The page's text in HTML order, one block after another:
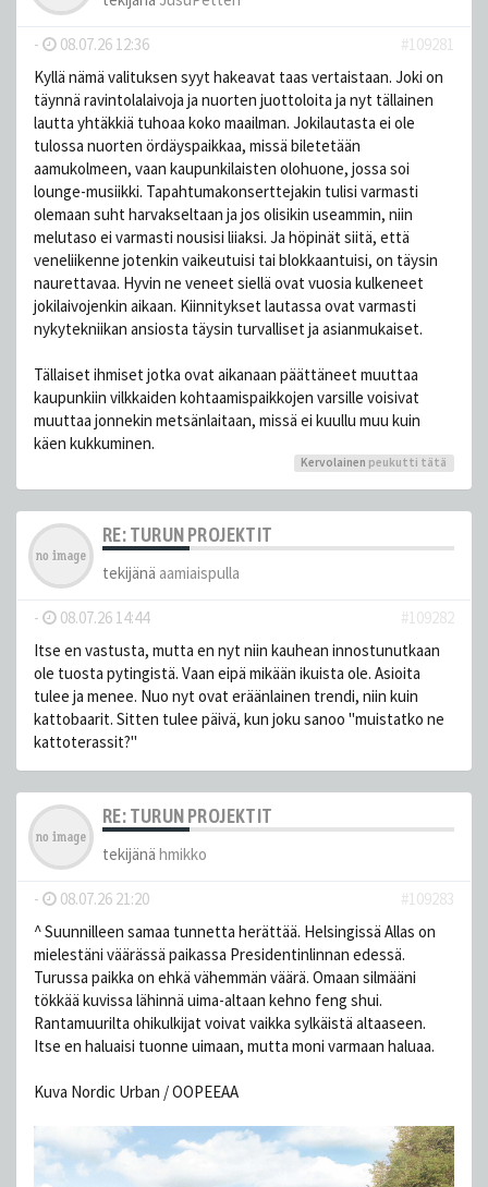
- 08.07.26 12:36
#109281
Kyllä nämä valituksen syyt hakeavat taas vertaistaan. Joki on
täynnä ravintolalaivoja ja nuorten juottoloita ja nyt tällainen
lautta yhtäkkiä tuhoaa koko maailman. Jokilautasta ei ole
tulossa nuorten ördäyspaikkaa, missä biletetään
aamukolmeen, vaan kaupunkilaisten olohuone, jossa soi
lounge-musiikki. Tapahtumakonserttejakin tulisi varmasti
olemaan suht harvakseltaan ja jos olisikin useammin, niin
melutaso ei varmasti nousisi liiaksi. Ja höpinät siitä, että
veneliikenne jotenkin vaikeutuisi tai blokkaantuisi, on täysin
naurettavaa. Hyvin ne veneet siellä ovat vuosia kulkeneet
jokilaivojenkin aikaan. Kiinnitykset lautassa ovat varmasti
nykytekniikan ansiosta täysin turvalliset ja asianmukaiset.
Tällaiset ihmiset jotka ovat aikanaan päättäneet muuttaa
kaupunkiin vilkkaiden kohtaamispaikkojen varsille voisivat
muuttaa jonnekin metsänlaitaan, missä ei kuullu muu kuin
käen kukkuminen.
Kervolainen peukutti tätä
RE: TURUN PROJEKTIT
tekijänä aamiaispulla
- 08.07.26 14:44
#109282
Itse en vastusta, mutta en nyt niin kauhean innostunutkaan
ole tuosta pytingistä. Vaan eipä mikään ikuista ole. Asioita
tulee ja menee. Nuo nyt ovat eräänlainen trendi, niin kuin
kattobaarit. Sitten tulee päivä, kun joku sanoo "muistatko ne
kattoterassit?"
RE: TURUN PROJEKTIT
tekijänä hmikko
- 08.07.26 21:20
#109283
^ Suunnilleen samaa tunnetta herättää. Helsingissä Allas on
mielestäni väärässä paikassa Presidentinlinnan edessä.
Turussa paikka on ehkä vähemmän väärä. Omaan silmääni
tökkää kuvissa lähinnä uima-altaan kehno feng shui.
Rantamuurilta ohikulkijat voivat vaikka sylkäistä altaaseen.
Itse en haluaisi tuonne uimaan, mutta moni varmaan haluaa.
Kuva Nordic Urban / OOPEEAA